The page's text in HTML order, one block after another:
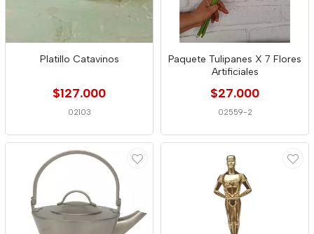
Platillo Catavinos
$127.000
02103
Paquete Tulipanes X 7 Flores
Artificiales
$27.000
02559-2